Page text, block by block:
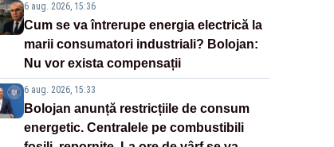
6 aug. 2026, 15:36
Cum se va întrerupe energia electrică la
marii consumatori industriali? Bolojan:
Nu vor exista compensații
6 aug. 2026, 15:33
Bolojan anunță restricțiile de consum
energetic. Centralele pe combustibili